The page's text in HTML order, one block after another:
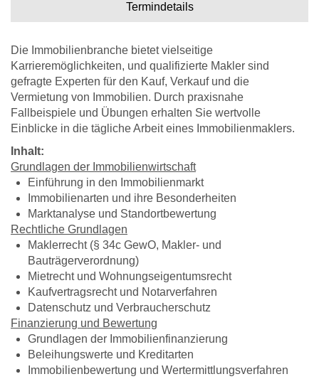
Termindetails
Die Immobilienbranche bietet vielseitige
Karrieremöglichkeiten, und qualifizierte Makler sind
gefragte Experten für den Kauf, Verkauf und die
Vermietung von Immobilien. Durch praxisnahe
Fallbeispiele und Übungen erhalten Sie wertvolle
Einblicke in die tägliche Arbeit eines Immobilienmaklers.
Inhalt:
Grundlagen der Immobilienwirtschaft
Einführung in den Immobilienmarkt
Immobilienarten und ihre Besonderheiten
Marktanalyse und Standortbewertung
Rechtliche Grundlagen
Maklerrecht (§ 34c GewO, Makler- und
Bauträgerverordnung)
Mietrecht und Wohnungseigentumsrecht
Kaufvertragsrecht und Notarverfahren
Datenschutz und Verbraucherschutz
Finanzierung und Bewertung
Grundlagen der Immobilienfinanzierung
Beleihungswerte und Kreditarten
Immobilienbewertung und Wertermittlungsverfahren